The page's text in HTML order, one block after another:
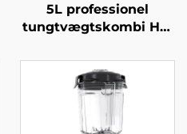
5L professionel
tungtvægtskombi HS-